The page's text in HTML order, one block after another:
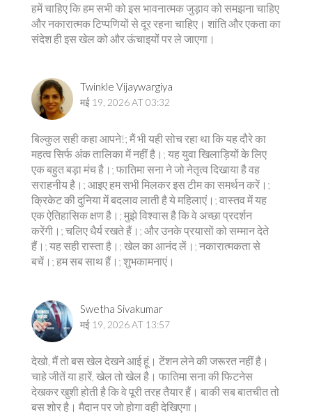
हमें चाहिए कि हम सभी को इस भावनात्मक जुड़ाव को समझना चाहिए
और नकारात्मक टिप्पणियों से दूर रहना चाहिए। शांति और एकता का
संदेश ही इस खेल को और ऊंचाइयों पर ले जाएगा।
Twinkle Vijaywargiya
मई 19, 2026 AT 03:32
बिल्कुल सही कहा आपने!; मैं भी यही सोच रहा था कि यह दौरे का
महत्व सिर्फ अंक तालिका में नहीं है।; यह युवा खिलाड़ियों के लिए
एक बहुत बड़ा मंच है।; फातिमा सना ने जो नेतृत्व दिखाया है वह
सराहनीय है।; आइए हम सभी मिलकर इस टीम का समर्थन करें।;
क्रिकेट की दुनिया में बदलाव लाती है ये महिलाएं।; वास्तव में यह
एक ऐतिहासिक क्षण है।; मुझे विश्वास है कि वे अच्छा प्रदर्शन
करेंगी।; चलिए धैर्य रखते हैं।; और उनके प्रयासों को सम्मान देते
हैं।; यह सही रास्ता है।; खेल का आनंद लें।; नकारात्मकता से
बचें।; हम सब साथ हैं।; शुभकामनाएं।
Swetha Sivakumar
मई 19, 2026 AT 13:57
देखो, मैं तो बस खेल देखने आई हूं। टेंशन लेने की जरूरत नहीं है।
चाहे जीतें या हारें, खेल तो खेल है। फातिमा सना की फिटनेस
देखकर खुशी होती है कि वे पूरी तरह तैयार हैं। बाकी सब बातचीत तो
बस शोर है। मैदान पर जो होगा वही देखिएगा।